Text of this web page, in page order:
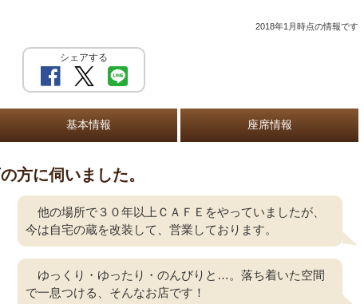
2018年1月時点の情報です
シェアする
基本情報 座席情報
方に伺いました。
他の場所で３０年以上ＣＡＦＥをやっていましたが、
今は自宅の蔵を改装して、営業しております。
ゆっくり・ゆったり・のんびりと…。落ち着いた空間
で一息つける、そんなお店です！